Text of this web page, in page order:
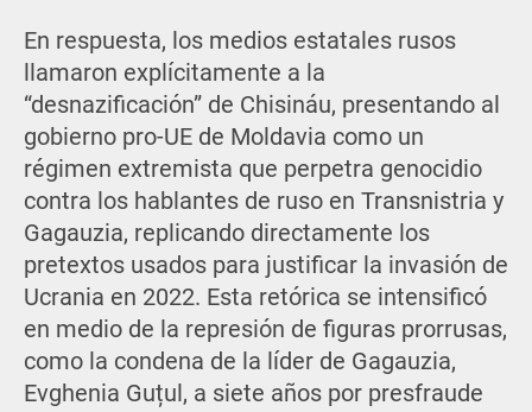
En respuesta, los medios estatales rusos
llamaron explícitamente a la
“desnazificación” de Chisináu, presentando al
gobierno pro-UE de Moldavia como un
régimen extremista que perpetra genocidio
contra los hablantes de ruso en Transnistria y
Gagauzia, replicando directamente los
pretextos usados para justificar la invasión de
Ucrania en 2022. Esta retórica se intensificó
en medio de la represión de figuras prorrusas,
como la condena de la líder de Gagauzia,
Evghenia Guțul, a siete años por presfraude